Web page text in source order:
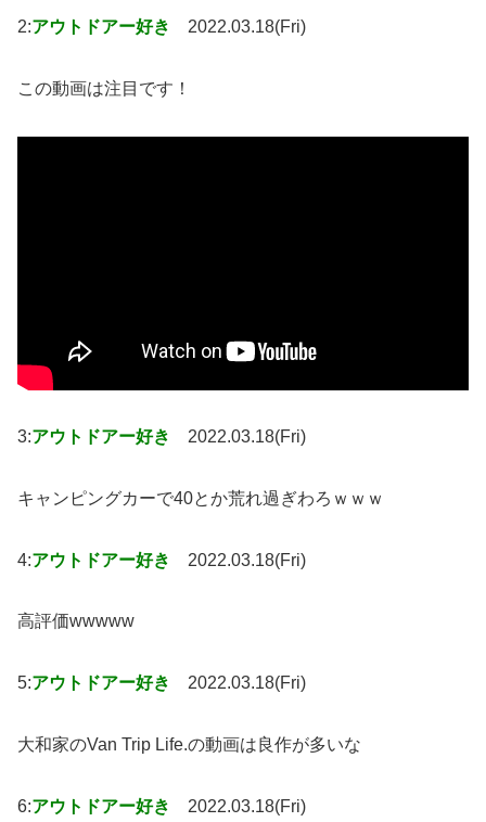
2:アウトドアー好き 2022.03.18(Fri)
この動画は注目です！
3:アウトドアー好き 2022.03.18(Fri)
キャンピングカーで40とか荒れ過ぎわろｗｗｗ
4:アウトドアー好き 2022.03.18(Fri)
高評価wwwww
5:アウトドアー好き 2022.03.18(Fri)
大和家のVan Trip Life.の動画は良作が多いな
6:アウトドアー好き 2022.03.18(Fri)